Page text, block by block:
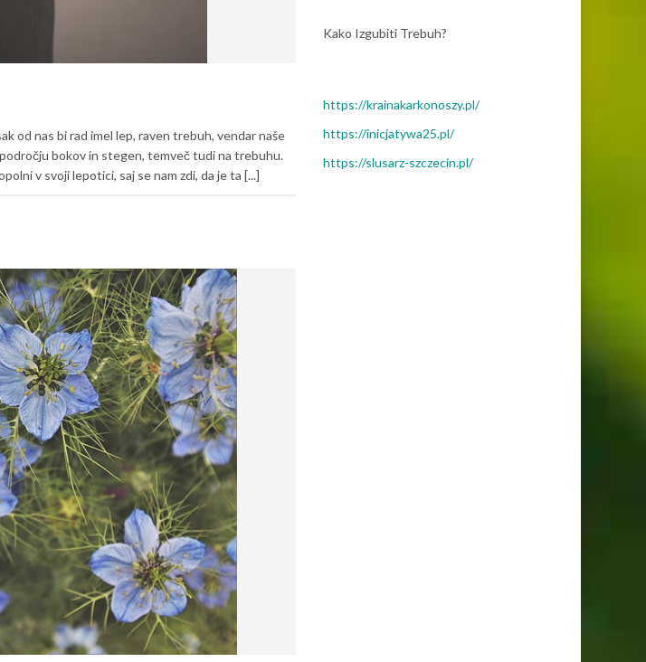
od nas bi rad imel lep, raven trebuh, vendar naše
bokov in stegen, temveč tudi na trebuhu.
v svoji lepotici, saj se nam zdi, da je ta [...]
Kako Izgubiti Trebuh?
https://krainakarkonoszy.pl/
https://inicjatywa25.pl/
https://slusarz-szczecin.pl/